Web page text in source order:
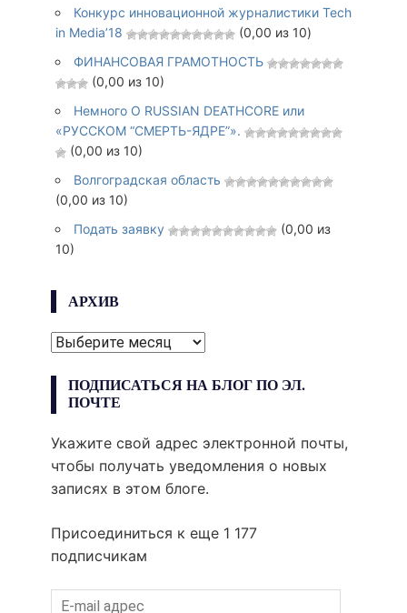
Конкурс инновационной журналистики Tech
in Media’18
(0,00 из 10)
ФИНАНСОВАЯ ГРАМОТНОСТЬ
(0,00 из 10)
Немного О RUSSIAN DEATHCORE или
«РУССКОМ “СМЕРТЬ-ЯДРЕ”».
(0,00 из 10)
Волгоградская область
(0,00 из 10)
Подать заявку
(0,00 из
10)
АРХИВ
АРХИВ
ПОДПИСАТЬСЯ НА БЛОГ ПО ЭЛ.
ПОЧТЕ
Укажите свой адрес электронной почты,
чтобы получать уведомления о новых
записях в этом блоге.
Присоединиться к еще 1 177
подписчикам